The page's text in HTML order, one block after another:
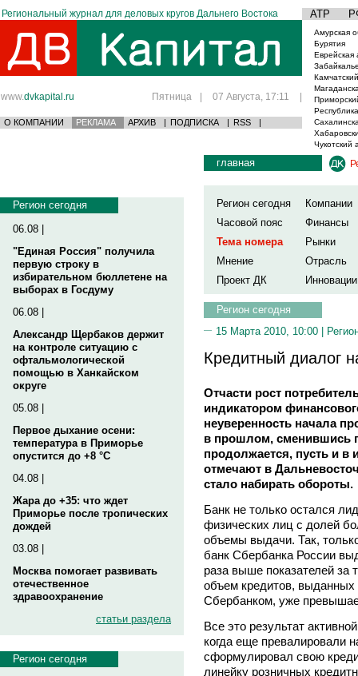
Региональный журнал для деловых кругов Дальнего Востока АТР
www.dvkapital.ru Пятница | 07 Августа, 17:11 |
О КОМПАНИИ РЕКЛАМА АРХИВ | ПОДПИСКА | RSS |
Амурская
Бурятия
Еврейская
Чукотский
Регион сегодня
06.08 |
"Единая Россия" получила
первую строку в
избирательном бюллетене на
выборах в Госдуму
06.08 |
Александр Щербаков держит
на контроле ситуацию с
офтальмологической
помощью в Ханкайском
округе
05.08 |
Первое дыхание осени:
температура в Приморье
опустится до +8 °C
04.08 |
Жара до +35: что ждет
Приморье после тропических
дождей
03.08 |
Москва помогает развивать
отечественное
здравоохранение
статьи раздела
Регион сегодня
главная
Регион сегодня
Компании
Часовой пояс
Финансы
Тема номера
Рынки
Мнение
Отрасль
Проект ДК
Инновации
Регион сегодня
15 Марта 2010, 10:00 |
Кредитный диалог
Отчасти рост
индикатором
неуверенность начала
в прошлом, сменившись
продолжается, пусть и в
отмечают в
стало набирать обороты.
Банк не только остался
физических лиц с долей
объемы выдачи. Так,
банк Сбербанка России
раза выше показателей за
объем кредитов,
Сбербанком, уже
Все это результат
когда еще превалировали
сформулировал свою
линейку розничных